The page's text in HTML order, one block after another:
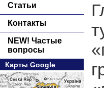
Статьи
Контакты
NEW! Частые
вопросы
Карты Google